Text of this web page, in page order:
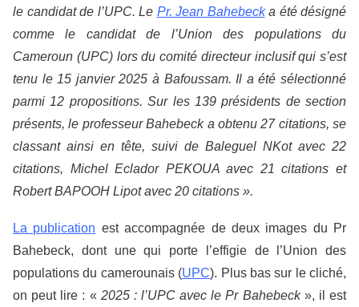
le candidat de l’UPC. Le Pr. Jean Bahebecka été désigné
comme le candidat de l’Union des populations du
Cameroun (UPC) lors du comité directeur inclusif qui s’est
tenu le 15 janvier 2025 à Bafoussam. Il a été sélectionné
parmi 12 propositions. Sur les 139 présidents de section
présents, le professeur Bahebeck a obtenu 27 citations, se
classant ainsi en tête, suivi de Baleguel NKot avec 22
citations, Michel Eclador PEKOUA avec 21 citations et
Robert BAPOOH Lipot avec 20 citations ».
La publication est accompagnée de deux images du Pr
Bahebeck, dont une qui porte l’effigie de l’Union des
populations du camerounais (UPC). Plus bas sur le cliché,
on peut lire : « 2025 : l’UPC avec le Pr Bahebeck », il est